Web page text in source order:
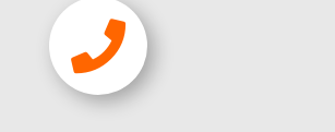
